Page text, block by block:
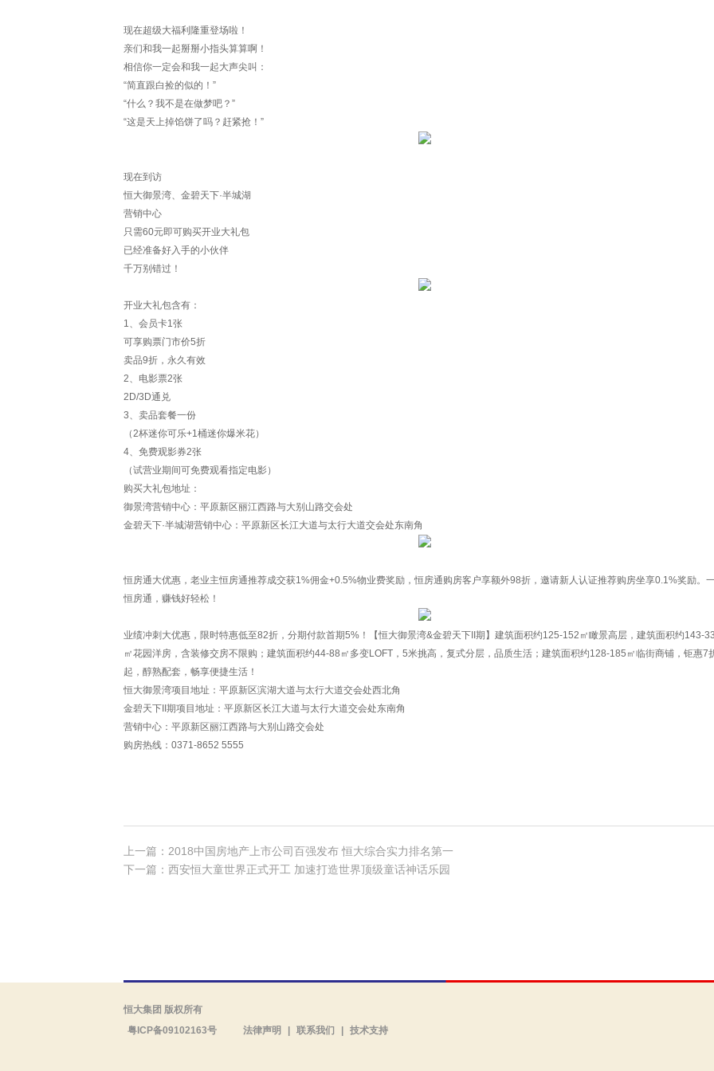
现在超级大福利隆重登场啦！
亲们和我一起掰掰小指头算算啊！
相信你一定会和我一起大声尖叫：
“简直跟白捡的似的！”
“什么？我不是在做梦吧？”
“这是天上掉馅饼了吗？赶紧抢！”
现在到访
恒大御景湾、金碧天下·半城湖
营销中心
只需60元即可购买开业大礼包
已经准备好入手的小伙伴
千万别错过！
开业大礼包含有：
1、会员卡1张
可享购票门市价5折
卖品9折，永久有效
2、电影票2张
2D/3D通兑
3、卖品套餐一份
（2杯迷你可乐+1桶迷你爆米花）
4、免费观影券2张
（试营业期间可免费观看指定电影）
购买大礼包地址：
御景湾营销中心：平原新区丽江西路与大别山路交会处
金碧天下·半城湖营销中心：平原新区长江大道与太行大道交会处东南角
恒房通大优惠，老业主恒房通推荐成交获1%佣金+0.5%物业费奖励，恒房通购房客户享额外98折，邀请新人认证推荐购房坐享0.1%奖励。
恒房通，赚钱好轻松！
业绩冲刺大优惠，限时特惠低至82折，分期付款首期5%！【恒大御景湾&金碧天下II期】建筑面积约125-152㎡瞰景高层，建筑面积约143-
㎡花园洋房，含装修交房不限购；建筑面积约44-88㎡多变LOFT，5米挑高，复式分层，品质生活；建筑面积约128-185㎡临街商铺，钜惠7
起，醇熟配套，畅享便捷生活！
恒大御景湾项目地址：平原新区滨湖大道与太行大道交会处西北角
金碧天下II期项目地址：平原新区长江大道与太行大道交会处东南角
营销中心：平原新区丽江西路与大别山路交会处
购房热线：0371-8652 5555
上一篇：2018中国房地产上市公司百强发布 恒大综合实力排名第一
下一篇：西安恒大童世界正式开工 加速打造世界顶级童话神话乐园
恒大集团 版权所有
粤ICP备09102163号
法律声明 联系我们 技术支持